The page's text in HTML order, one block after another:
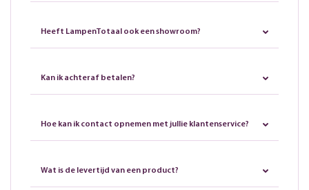
Heeft LampenTotaal ook een showroom?
Kan ik achteraf betalen?
Hoe kan ik contact opnemen met jullie klantenservice?
Wat is de levertijd van een product?